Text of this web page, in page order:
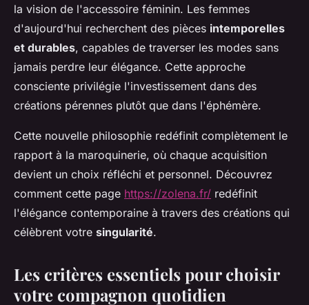
la vision de l'accessoire féminin. Les femmes
d'aujourd'hui recherchent des pièces intemporelles
et durables, capables de traverser les modes sans
jamais perdre leur élégance. Cette approche
consciente privilégie l'investissement dans des
créations pérennes plutôt que dans l'éphémère.
Cette nouvelle philosophie redéfinit complètement le
rapport à la maroquinerie, où chaque acquisition
devient un choix réfléchi et personnel. Découvrez
comment cette page https://zolena.fr/ redéfinit
l'élégance contemporaine à travers des créations qui
célèbrent votre singularité.
Les critères essentiels pour choisir
votre compagnon quotidien